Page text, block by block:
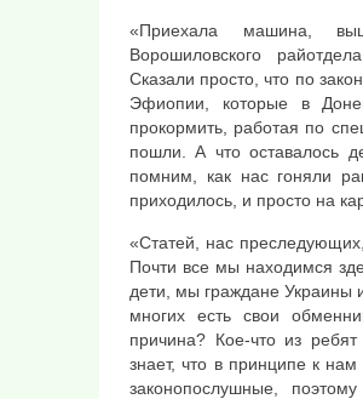
«Приехала машина,
Ворошиловского
Сказали просто, что по
Эфиопии, которые в
прокормить, работая по
пошли. А что оставалось
помним, как нас гоняли
приходилось, и просто на
«Статей, нас
Почти все мы находимся
дети, мы граждане Украины
многих есть свои
причина? Кое-что из
знает, что в принципе к
законопослушные,